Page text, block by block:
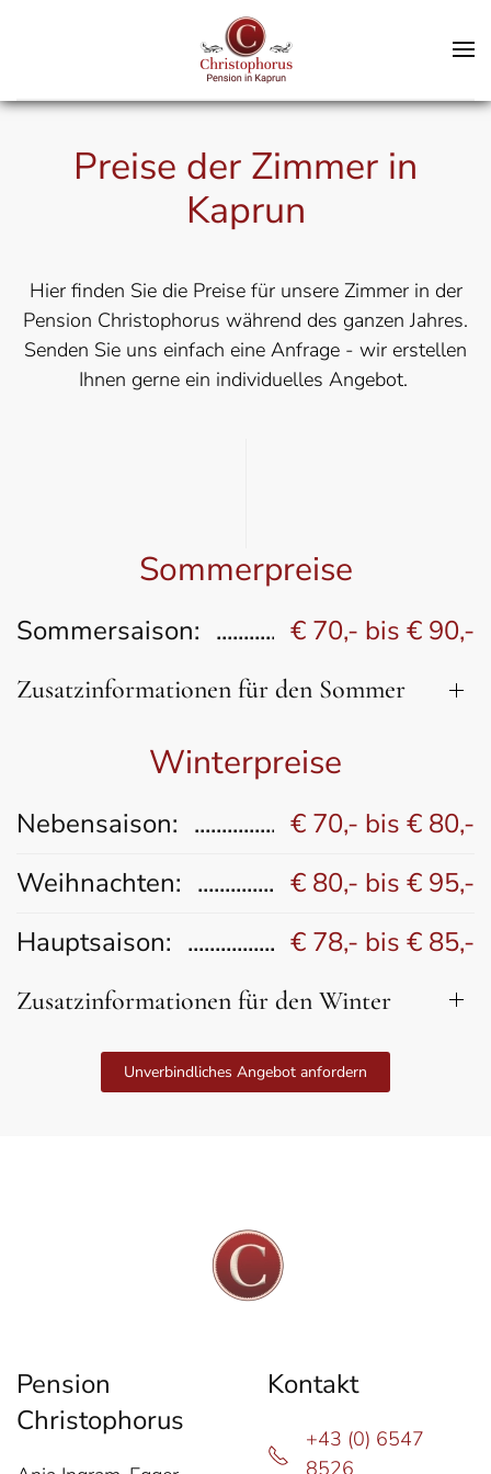
to
content
Preise der Zimmer in
Kaprun
Hier finden Sie die Preise für unsere Zimmer in der
Pension Christophorus während des ganzen Jahres.
Senden Sie uns einfach eine Anfrage - wir erstellen
Ihnen gerne ein individuelles Angebot.
Sommerpreise
Sommersaison: € 70,- bis € 90,-
Zusatzinformationen für den Sommer
Winterpreise
Nebensaison:
€ 70,- bis € 80,-
Weihnachten:
€ 80,- bis € 95,-
Hauptsaison:
€ 78,- bis € 85,-
Zusatzinformationen für den Winter
Unverbindliches Angebot anfordern
Pension
Christophorus
Kontakt
+43 (0) 6547
8526